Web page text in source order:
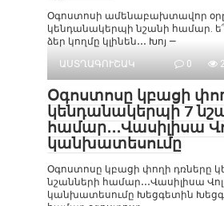
Օգոստոսի ամենաբախտավոր օրը`
կենդանակերպի նշանի համար.
ձեր կողմը կլինեն․․․ Խոյ —
ԱՍՏՂԱԳՈՒՇԱԿ
0
Օգոստոսը կբացի
կենդանակերպի 7
համար․․․Վասիլիսա
կանխատեսումը
Օգոստոսը կբացի փողի դռները
նշանների համար․․․Վասիլիսա
կանխատեսումը Խեցգետին